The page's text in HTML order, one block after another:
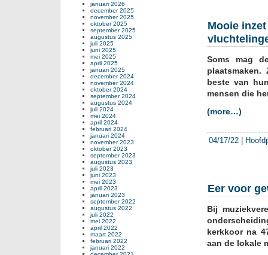
Mooie
Soms mag
beste van
mensen die
(more…)
04/17/22
Eer voor
Bij
kerkkoor na
aan de lokale
januari 2026
december 2025
november 2025
oktober 2025
september 2025
augustus 2025
juli 2025
juni 2025
mei 2025
april 2025
januari 2025
december 2024
november 2024
oktober 2024
september 2024
augustus 2024
juli 2024
mei 2024
april 2024
februari 2024
januari 2024
november 2023
oktober 2023
september 2023
augustus 2023
juli 2023
juni 2023
mei 2023
april 2023
januari 2023
september 2022
augustus 2022
juli 2022
mei 2022
april 2022
maart 2022
februari 2022
januari 2022